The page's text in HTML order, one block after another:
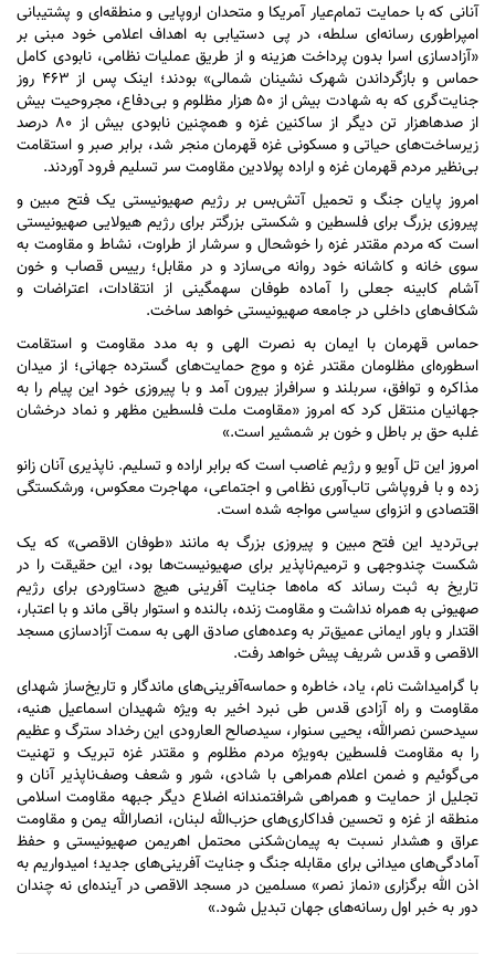
آنانی که با حمایت تمام‌عیار آمریکا و متحدان اروپایی و منطقه‌ای و پشتیبانی
امپراطوری رسانه‌ای سلطه، در پی دستیابی به اهداف اعلامی خود مبنی بر
«آزادسازی اسرا بدون پرداخت هزینه و از طریق عملیات نظامی، نابودی کامل
حماس و بازگرداندن شهرک نشینان شمالی» بودند؛ اینک پس از ۴۶۳ روز
جنایت‌گری که به شهادت بیش از ۵۰ هزار مظلوم و بی‌دفاع، مجروحیت بیش
از صدهاهزار تن دیگر از ساکنین غزه و همچنین نابودی بیش از ۸۰ درصد
زیرساخت‌های حیاتی و مسکونی غزه قهرمان منجر شد، برابر صبر و استقامت
بی‌نظیر مردم قهرمان غزه و اراده پولادین مقاومت سر تسلیم فرود آوردند.
امروز پایان جنگ و تحمیل آتش‌بس بر رژیم صهیونیستی یک فتح مبین و
پیروزی بزرگ برای فلسطین و شکستی بزرگتر برای رژیم هیولایی صهیونیستی
است که مردم مقتدر غزه را خوشحال و سرشار از طراوت، نشاط و مقاومت به
سوی خانه و کاشانه خود روانه می‌سازد و در مقابل؛ رییس قصاب و خون
آشام کابینه جعلی را آماده طوفان سهمگینی از انتقادات، اعتراضات و
شکاف‌های داخلی در جامعه صهیونیستی خواهد ساخت.
حماس قهرمان با ایمان به نصرت الهی و به مدد مقاومت و استقامت
اسطوره‌ای مظلومان مقتدر غزه و موج حمایت‌های گسترده جهانی؛ از میدان
مذاکره و توافق، سربلند و سرافراز بیرون آمد و با پیروزی خود این پیام را به
جهانیان منتقل کرد که امروز «مقاومت ملت فلسطین مظهر و نماد درخشان
غلبه حق بر باطل و خون بر شمشیر است.»
امروز این تل آویو و رژیم غاصب است که برابر اراده و تسلیم. ناپذیری آنان زانو
زده و با فروپاشی تاب‌آوری نظامی و اجتماعی، مهاجرت معکوس، ورشکستگی
اقتصادی و انزوای سیاسی مواجه شده است.
بی‌تردید این فتح مبین و پیروزی بزرگ به مانند «طوفان الاقصی» که یک
شکست چندوجهی و ترمیم‌ناپذیر برای صهیونیست‌ها بود، این حقیقت را در
تاریخ به ثبت رساند که ماه‌ها جنایت آفرینی هیچ دستاوردی برای رژیم
صهیونی به همراه نداشت و مقاومت زنده، بالنده و استوار باقی ماند و با اعتبار،
اقتدار و باور ایمانی عمیق‌تر به وعده‌های صادق الهی به سمت آزادسازی مسجد
الاقصی و قدس شریف پیش خواهد رفت.
با گرامیداشت نام، یاد، خاطره و حماسه‌آفرینی‌های ماندگار و تاریخ‌ساز شهدای
مقاومت و راه آزادی قدس طی نبرد اخیر به ویژه شهیدان اسماعیل هنیه،
سیدحسن نصرالله، یحیی سنوار، سیدصالح العارودی این رخداد سترگ و عظیم
را به مقاومت فلسطین به‌ویژه مردم مظلوم و مقتدر غزه تبریک و تهنیت
می‌گوئیم و ضمن اعلام همراهی با شادی، شور و شعف وصف‌ناپذیر آنان و
تجلیل از حمایت و همراهی شرافتمندانه اضلاع دیگر جبهه مقاومت اسلامی
منطقه از غزه و تحسین فداکاری‌های حزب‌الله لبنان، انصارالله یمن و مقاومت
عراق و هشدار نسبت به پیمان‌شکنی محتمل اهریمن صهیونیستی و حفظ
آمادگی‌های میدانی برای مقابله جنگ و جنایت آفرینی‌های جدید؛ امیدواریم به
اذن الله برگزاری «نماز نصر» مسلمین در مسجد الاقصی در آینده‌ای نه چندان
دور به خبر اول رسانه‌های جهان تبدیل شود.»